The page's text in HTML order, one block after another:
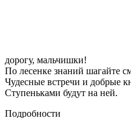
дорогу, мальчишки!
По лесенке знаний шагайте
Чудесные встречи и добрые
Ступеньками будут на ней.
Подробности